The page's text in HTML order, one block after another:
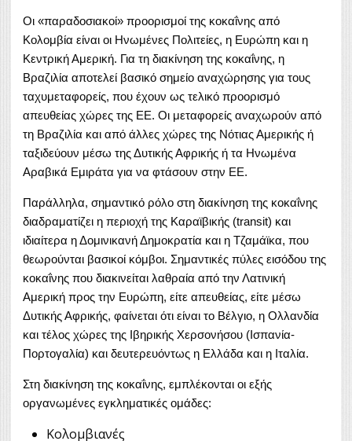
Οι «παραδοσιακοί» προορισμοί της κοκαΐνης από
Κολομβία είναι οι Ηνωμένες Πολιτείες, η Ευρώπη και η
Κεντρική Αμερική. Για τη διακίνηση της κοκαΐνης, η
Βραζιλία αποτελεί βασικό σημείο αναχώρησης για τους
ταχυμεταφορείς, που έχουν ως τελικό προορισμό
απευθείας χώρες της ΕΕ. Οι μεταφορείς αναχωρούν από
τη Βραζιλία και από άλλες χώρες της Νότιας Αμερικής ή
ταξιδεύουν μέσω της Δυτικής Αφρικής ή τα Ηνωμένα
Αραβικά Εμιράτα για να φτάσουν στην ΕΕ.
Παράλληλα, σημαντικό ρόλο στη διακίνηση της κοκαΐνης
διαδραματίζει η περιοχή της Καραϊβικής (transit) και
ιδιαίτερα η Δομινικανή Δημοκρατία και η Τζαμάϊκα, που
θεωρούνται βασικοί κόμβοι. Σημαντικές πύλες εισόδου της
κοκαΐνης που διακινείται λαθραία από την Λατινική
Αμερική προς την Ευρώπη, είτε απευθείας, είτε μέσω
Δυτικής Αφρικής, φαίνεται ότι είναι το Βέλγιο, η Ολλανδία
και τέλος χώρες της Ιβηρικής Χερσονήσου (Ισπανία-
Πορτογαλία) και δευτερευόντως η Ελλάδα και η Ιταλία.
Στη διακίνηση της κοκαΐνης, εμπλέκονται οι εξής
οργανωμένες εγκληματικές ομάδες:
Κολομβιανές